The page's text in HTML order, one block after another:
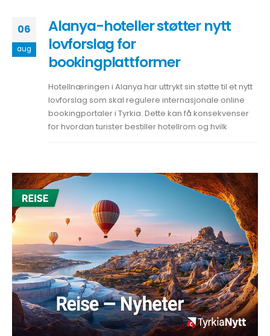
06
aug
Alanya-hoteller støtter nytt
lovforslag for
bookingplattformer
Hotellnæringen i Alanya har uttrykt sin støtte til et nytt
lovforslag som skal regulere internasjonale online
bookingportaler i Tyrkia. Dette kan få konsekvenser
for hvordan turister bestiller hotellrom og hvilk